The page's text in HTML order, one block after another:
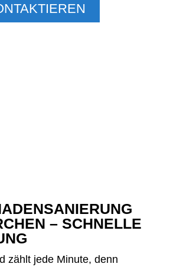
– SCHNELLE
zählt jede Minute, denn